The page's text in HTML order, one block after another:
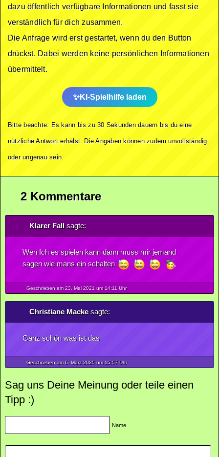
dazu öffentlich verfügbare Informationen und fasst sie
verständlich für dich zusammen.
Die Anfrage wird erst gestartet, wenn du den Button
drückst. Dabei werden keine persönlichen Informationen
übermittelt.
KI-Spielhilfe laden
Bitte beachte: Es kann bis zu 30 Sekunden dauern bis du eine
nützliche Antwort erhälst. Die Angaben können zudem unvollständig
oder ungenau sein.
2 Kommentare
Klarer Fallsagte:
Wen Ich es spielen kann dann muss mir jemand
sagen wie mans ein schalten
Geschrieben am 23. Mai2021 um 14:11 Uhr
Christiane Mackesagte:
Ganz schön was ist das
Geschrieben am 6. März2025um 15:57 Uhr
Sag uns Deine Meinung oder teile einen
Tipp :)
Name